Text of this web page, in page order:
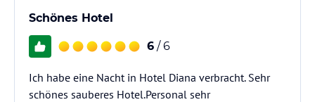
Schönes Hotel
6 / 6
Ich habe eine Nacht in Hotel Diana verbracht. Sehr
schönes sauberes Hotel.Personal sehr